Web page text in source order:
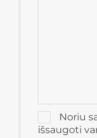
Noriu
išsaugoti